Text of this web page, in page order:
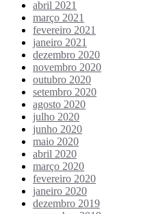
abril 2021
março 2021
fevereiro 2021
janeiro 2021
dezembro 2020
novembro 2020
outubro 2020
setembro 2020
agosto 2020
julho 2020
junho 2020
maio 2020
abril 2020
março 2020
fevereiro 2020
janeiro 2020
dezembro 2019